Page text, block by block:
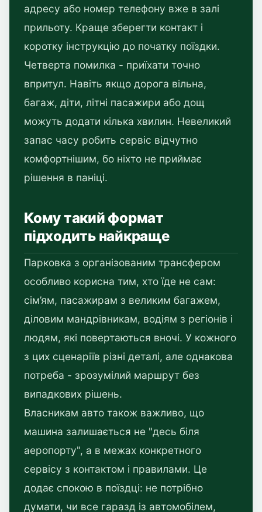
адресу або номер телефону вже в залі
прильоту. Краще зберегти контакт і
коротку інструкцію до початку поїздки.
Четверта помилка - приїхати точно
впритул. Навіть якщо дорога вільна,
багаж, діти, літні пасажири або дощ
можуть додати кілька хвилин. Невеликий
запас часу робить сервіс відчутно
комфортнішим, бо ніхто не приймає
рішення в паніці.
Кому такий формат
підходить найкраще
Парковка з організованим трансфером
особливо корисна тим, хто їде не сам:
сім’ям, пасажирам з великим багажем,
діловим мандрівникам, водіям з регіонів і
людям, які повертаються вночі. У кожного
з цих сценаріїв різні деталі, але однакова
потреба - зрозумілий маршрут без
випадкових рішень.
Власникам авто також важливо, що
машина залишається не "десь біля
аеропорту", а в межах конкретного
сервісу з контактом і правилами. Це
додає спокою в поїздці: не потрібно
думати, чи все гаразд із автомобілем,